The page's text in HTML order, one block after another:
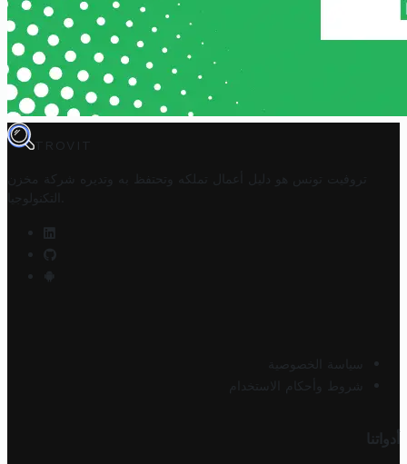
TROVIT
تروفيت تونس هو دليل أعمال تملكه وتحتفظ به وتديره
شركة مخزن
التكنولوجيا
سياسة الخصوصية
شروط وأحكام الاستخدام
أدواتنا